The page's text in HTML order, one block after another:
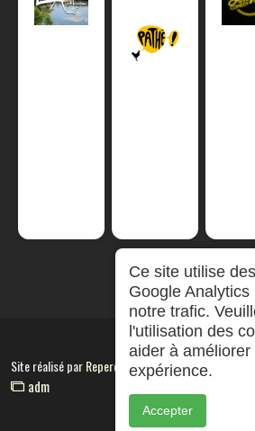
Site réalisé parRepereCom
adm
Ce site utilise
Google
notre trafic.
l'utilisation des
aider à améliorer
expérience.
Accepter